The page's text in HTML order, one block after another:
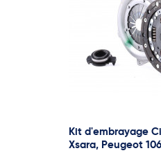
Kit d'embrayage
Xsara, Peugeot